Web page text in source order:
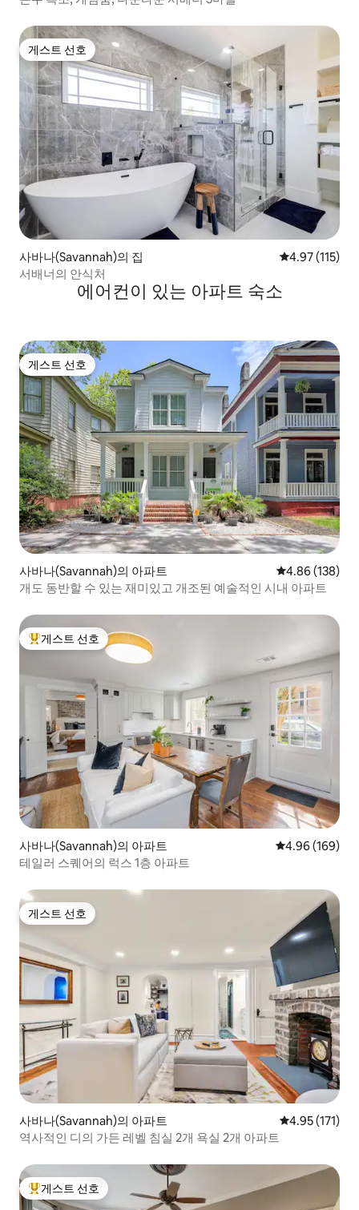
게스트 선호
게스트 선호
사바나(Savannah)의 집 평점 4.97점(5
4.97 (115)
서배너의 안식처
에어컨이 있는 아파트 숙소
게스트 선호
게스트 선호
사바나(Savannah)의 아파트 평점 4.86점(5
4.86 (138)
개도 동반할 수 있는 재미있고 개조된 예술적인 시내 아파트
상위 게스트 선호
게스트 선호
사바나(Savannah)의 아파트 평점 4.96점(5
4.96 (169)
테일러 스퀘어의 럭스 1층 아파트
게스트 선호
게스트 선호
사바나(Savannah)의 아파트 평점 4.95점(5
4.95 (171)
역사적인 디의 가든 레벨 침실 2개 욕실 2개 아파트
상위 게스트 선호
게스트 선호